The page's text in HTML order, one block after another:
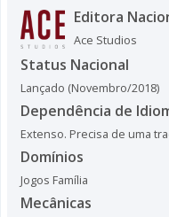
Editora
Ace Studios
Status Nacional
Lançado (Novembro/2018)
Dependência de
Extenso. Precisa de uma
Domínios
Jogos Família
Mecânicas